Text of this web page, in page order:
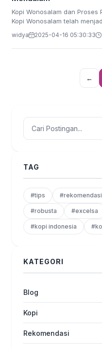
Kopi Wonosalam dan Proses
Kopi Wonosalam telah
widya 2025-04-16 05:30:33
←
TAG
#tips #rekomendasi
#robusta #excelsa
#kopi indonesia
KATEGORI
Blog
Kopi
Rekomendasi